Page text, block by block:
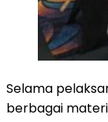
Selama
berbagai